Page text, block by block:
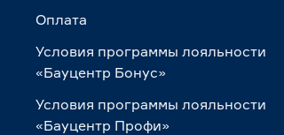
Оплата
Условия программы лояльности
«Бауцентр Бонус»
Условия программы лояльности
«Бауцентр Профи»